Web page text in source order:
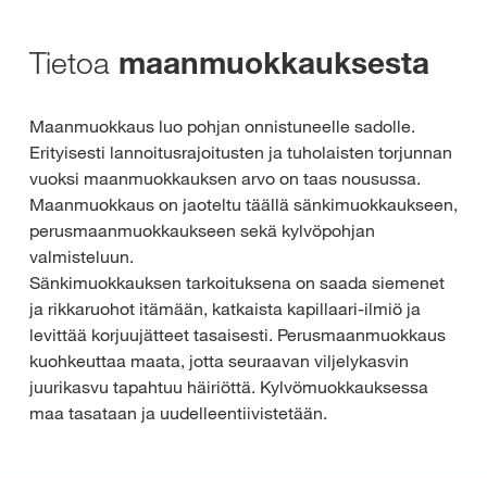
Tietoa maanmuokkauksesta
Maanmuokkaus luo pohjan onnistuneelle sadolle.
Erityisesti lannoitusrajoitusten ja tuholaisten torjunnan
vuoksi maanmuokkauksen arvo on taas nousussa.
Maanmuokkaus on jaoteltu täällä sänkimuokkaukseen,
perusmaanmuokkaukseen sekä kylvöpohjan
valmisteluun.
Sänkimuokkauksen tarkoituksena on saada siemenet
ja rikkaruohot itämään, katkaista kapillaari-ilmiö ja
levittää korjuujätteet tasaisesti. Perusmaanmuokkaus
kuohkeuttaa maata, jotta seuraavan viljelykasvin
juurikasvu tapahtuu häiriöttä. Kylvömuokkauksessa
maa tasataan ja uudelleentiivistetään.